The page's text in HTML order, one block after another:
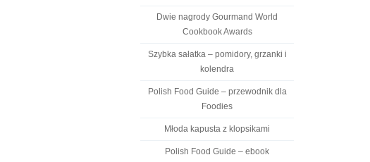
Dwie nagrody Gourmand World
Cookbook Awards
Szybka sałatka – pomidory, grzanki i
kolendra
Polish Food Guide – przewodnik dla
Foodies
Młoda kapusta z klopsikami
Polish Food Guide – ebook